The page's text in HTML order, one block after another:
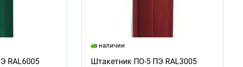
RAL6005
в наличии
Штакетник ПО-5 ПЭ RAL3005